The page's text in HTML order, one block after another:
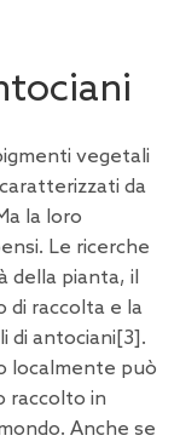
vegetali
da
la loro
Le ricerche
della pianta, il
di raccolta e la
di antociani[3].
localmente può
raccolto in
Anche se